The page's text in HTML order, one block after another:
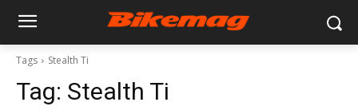
Tags Stealth Ti
Tag: Stealth Ti